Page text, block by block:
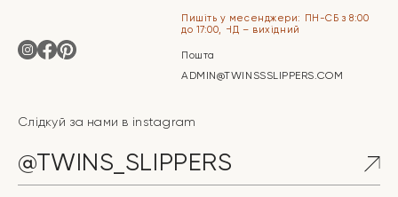
Пишіть у месенджери: ПН-СБ з 8:00
до 17:00, НД – вихідний
Пошта
ADMIN@TWINSSSLIPPERS.COM
Слідкуй за нами в instagram
@TWINS_SLIPPERS